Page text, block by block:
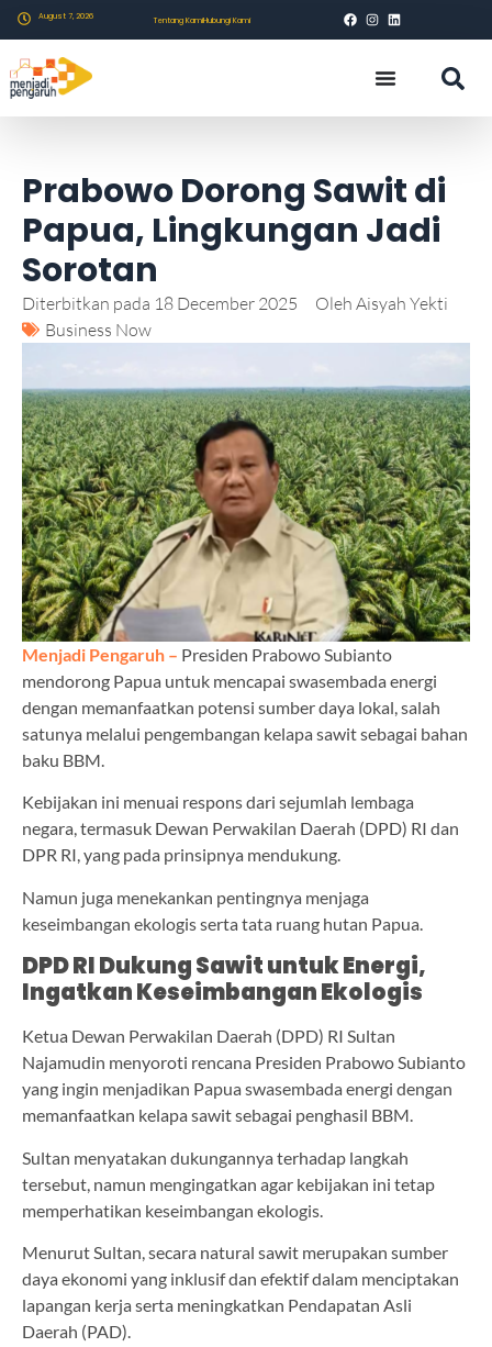
August 7, 2026 Tentang KamiHubungi Kami
Prabowo Dorong Sawit di
Papua, Lingkungan Jadi
Sorotan
Diterbitkan pada 18 December 2025 Oleh Aisyah Yekti
Business Now
Menjadi Pengaruh – Presiden Prabowo Subianto
mendorong Papua untuk mencapai swasembada energi
dengan memanfaatkan potensi sumber daya lokal, salah
satunya melalui pengembangan kelapa sawit sebagai bahan
baku BBM.
Kebijakan ini menuai respons dari sejumlah lembaga
negara, termasuk Dewan Perwakilan Daerah (DPD) RI dan
DPR RI, yang pada prinsipnya mendukung.
Namun juga menekankan pentingnya menjaga
keseimbangan ekologis serta tata ruang hutan Papua.
DPD RI Dukung Sawit untuk Energi,
Ingatkan Keseimbangan Ekologis
Ketua Dewan Perwakilan Daerah (DPD) RI Sultan
Najamudin menyoroti rencana Presiden Prabowo Subianto
yang ingin menjadikan Papua swasembada energi dengan
memanfaatkan kelapa sawit sebagai penghasil BBM.
Sultan menyatakan dukungannya terhadap langkah
tersebut, namun mengingatkan agar kebijakan ini tetap
memperhatikan keseimbangan ekologis.
Menurut Sultan, secara natural sawit merupakan sumber
daya ekonomi yang inklusif dan efektif dalam menciptakan
lapangan kerja serta meningkatkan Pendapatan Asli
Daerah (PAD).